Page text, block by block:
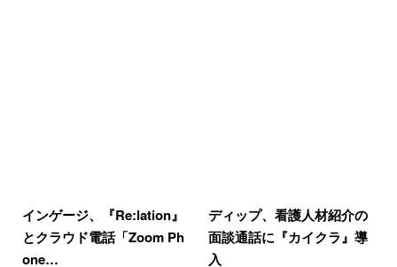
インゲージ、『Re:lation』
とクラウド電話「Zoom Ph
one…
ディップ、看護人材紹介の
面談通話に『カイクラ』導
入